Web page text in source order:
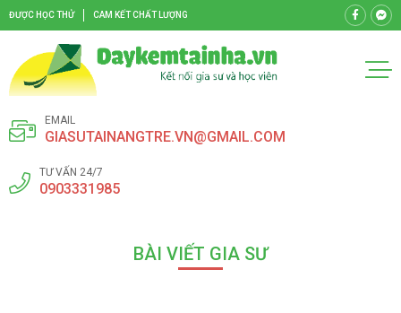
ĐƯỢC HỌC THỬ CAM KẾT CHẤT LƯỢNG
EMAIL
GIASUTAINANGTRE.VN@GMAIL.COM
TƯ VẤN 24/7
0903331985
BÀI VIẾT GIA SƯ